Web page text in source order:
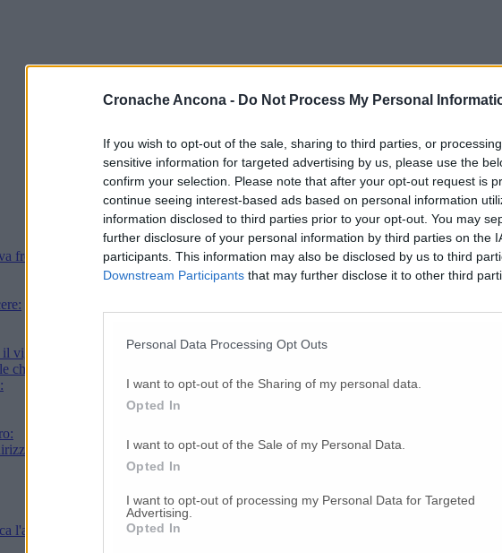
Cronache Ancona - Do Not Process My Personal
If you wish to opt-out of the sale, sharing to third parties, or
sensitive information for targeted advertising by us, please use the
confirm your selection. Please note that after your opt-out request is
continue seeing interest-based ads based on personal information
information disclosed to third parties prior to your opt-out. You may
further disclosure of your personal information by third parties on the
participants. This information may also be disclosed by us to third
Downstream Participants that may further disclose it to other third
Personal Data Processing Opt Outs
I want to opt-out of the Sharing of my personal data.
Opted In
I want to opt-out of the Sale of my Personal Data.
Opted In
I want to opt-out of processing my Personal Data for Targeted
Advertising.
Opted In
Per poter lasciare o votare un commento devi essere
frontiera
vigilante
chiavi
l'autobus: